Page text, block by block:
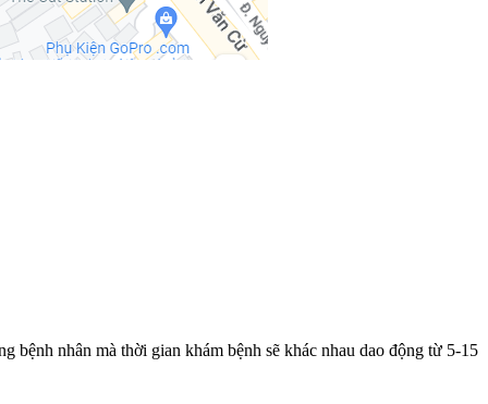
bệnh nhân mà thời gian khám bệnh sẽ khác nhau dao động từ 5-15